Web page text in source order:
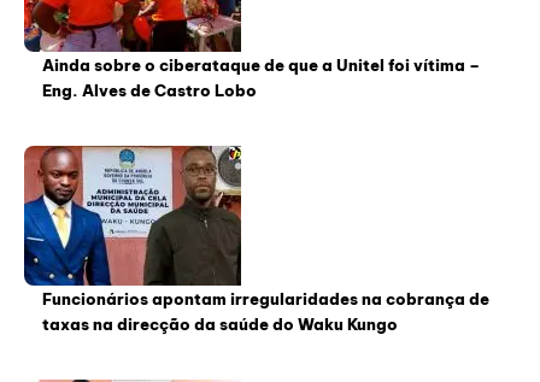
Ainda sobre o ciberataque de que a Unitel foi vítima –
Eng. Alves de Castro Lobo
Funcionários apontam irregularidades na cobrança de
taxas na direcção da saúde do Waku Kungo